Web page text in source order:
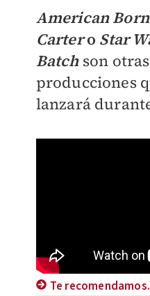
American
Cartero Star
Batchson
producciones
lanzará
Te